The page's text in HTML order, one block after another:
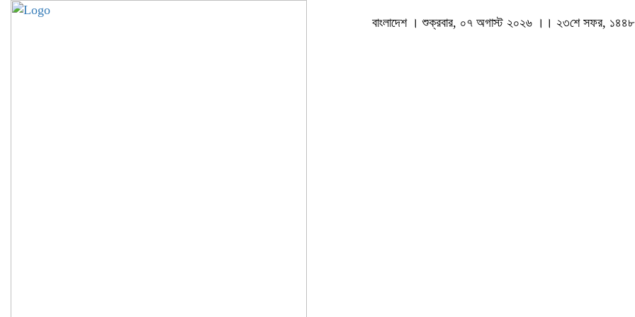
বাংলাদেশ । শুক্রবার, ০৭ অগাস্ট ২০২৬ ।। ২৩শে সফর, ১৪৪৮